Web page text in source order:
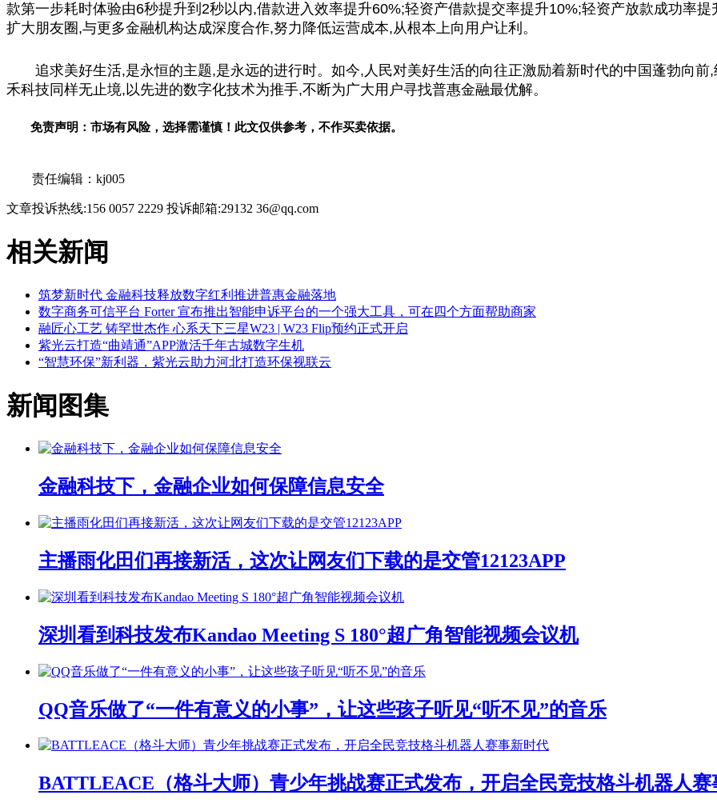
款第一步耗时体验由6秒提升到2秒以内,借款进入效率提升60%;轻资产借款提交率提升10%;轻资产放款成功率
扩大朋友圈,与更多金融机构达成深度合作,努力降低运营成本,从根本上向用户让利。
追求美好生活,是永恒的主题,是永远的进行时。如今,人民对美好生活的向往正激励着新时代的中国蓬勃向
禾科技同样无止境,以先进的数字化技术为推手,不断为广大用户寻找普惠金融最优解。
免责声明：市场有风险，选择需谨慎！此文仅供参考，不作买卖依据。
责任编辑：kj005
文章投诉热线:156 0057 2229 投诉邮箱:29132 36@qq.com
相关新闻
筑梦新时代 金融科技释放数字红利推进普惠金融落地
数字商务可信平台 Forter 宣布推出智能申诉平台的一个强大工具，可在四个方面帮助商家
融匠心工艺 铸罕世杰作 心系天下三星W23 | W23 Flip预约正式开启
紫光云打造“曲靖通”APP激活千年古城数字生机
“智慧环保”新利器，紫光云助力河北打造环保视联云
新闻图集
金融科技下，金融企业如何保障信息安全
主播雨化田们再接新活，这次让网友们下载的是交管12123APP
深圳看到科技发布Kandao Meeting S 180°超广角智能视频会议机
QQ音乐做了“一件有意义的小事”，让这些孩子听见“听不见”的音乐
BATTLEACE（格斗大师）青少年挑战赛正式发布，开启全民竞技格斗机器人赛